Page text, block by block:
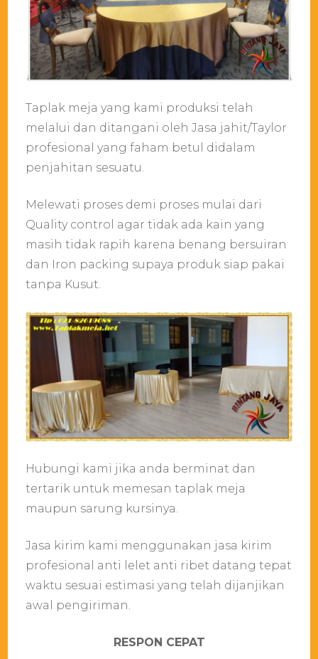
Taplak meja yang kami produksi telah
melalui dan ditangani oleh Jasa jahit/Taylor
profesional yang faham betul didalam
penjahitan sesuatu.
Melewati proses demi proses mulai dari
Quality control agar tidak ada kain yang
masih tidak rapih karena benang bersuiran
dan Iron packing supaya produk siap pakai
tanpa Kusut.
Hubungi kami jika anda berminat dan
tertarik untuk memesan taplak meja
maupun sarung kursinya.
Jasa kirim kami menggunakan jasa kirim
profesional anti lelet anti ribet datang tepat
waktu sesuai estimasi yang telah dijanjikan
awal pengiriman.
RESPON CEPAT